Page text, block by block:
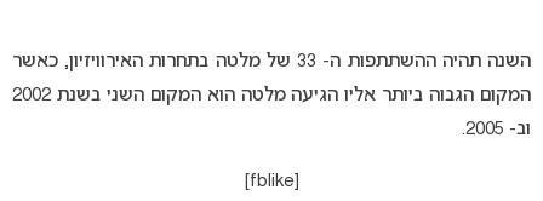
השנה תהיה ההשתתפות ה- 33 של מלטה בתחרות האירוויזיון, כאשר
המקום הגבוה ביותר אליו הגיעה מלטה הוא המקום השני בשנת 2002
וב- 2005.